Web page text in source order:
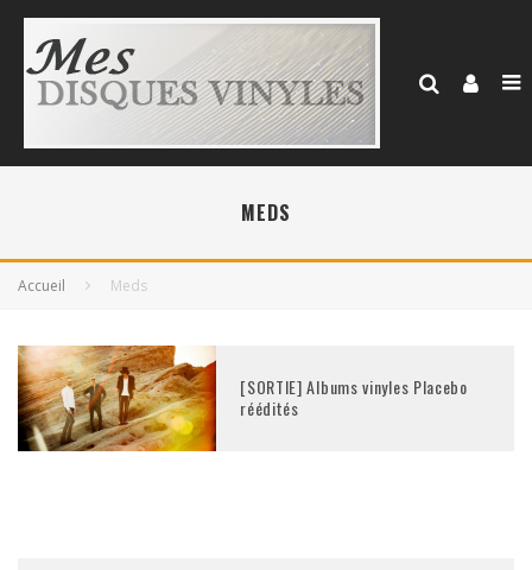
MEDS
Accueil Meds
[SORTIE] Albums vinyles Placebo
réédités